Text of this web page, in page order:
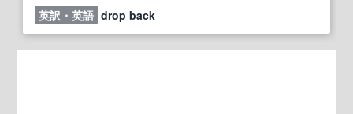
英訳・英語 drop back